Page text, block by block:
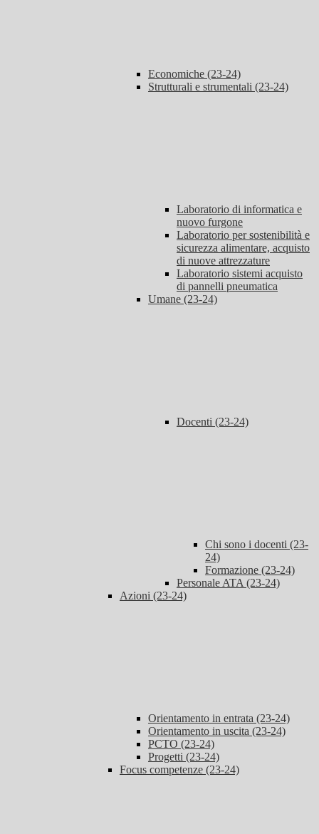
Economiche (23-24)
Strutturali e strumentali (23-24)
Laboratorio di informatica e
nuovo furgone
Laboratorio per sostenibilità e
sicurezza alimentare, acquisto
di nuove attrezzature
Laboratorio sistemi acquisto
di pannelli pneumatica
Umane (23-24)
Docenti (23-24)
Chi sono i docenti (23-
24)
Formazione (23-24)
Personale ATA (23-24)
Azioni (23-24)
Orientamento in entrata (23-24)
Orientamento in uscita (23-24)
PCTO (23-24)
Progetti (23-24)
Focus competenze (23-24)